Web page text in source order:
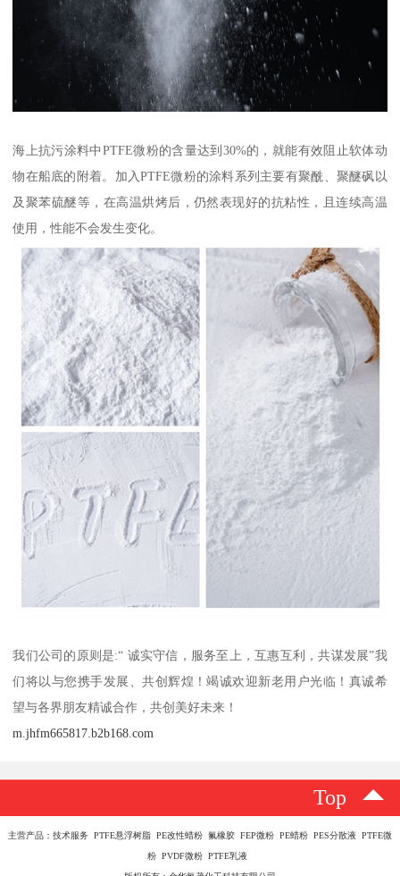
海上抗污涂料中PTFE微粉的含量达到30%的，就能有效阻止软体动
物在船底的附着。加入PTFE微粉的涂料系列主要有聚酰、聚醚砜以
及聚苯硫醚等，在高温烘烤后，仍然表现好的抗粘性，且连续高温
使用，性能不会发生变化。
我们公司的原则是:“ 诚实守信，服务至上，互惠互利，共谋发展”我
们将以与您携手发展、共创辉煌！竭诚欢迎新老用户光临！真诚希
望与各界朋友精诚合作，共创美好未来！
m.jhfm665817.b2b168.com
Top
主营产品：技术服务 PTFE悬浮树脂 PE改性蜡粉 氟橡胶 FEP微粉 PE蜡粉 PES分散液 PTFE微
粉 PVDF微粉 PTFE乳液